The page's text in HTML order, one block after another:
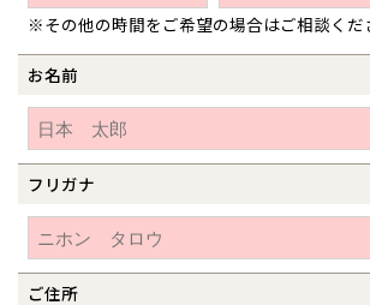
※その他の時間をご希望の場合はご相談くだ
お名前
フリガナ
ご住所
道南
道東
岩手
山形
宮城
福島
山梨
長野
富山
石川
福井
東京
神奈川
埼玉
千葉
茨城
東海
愛知
岐阜
静岡
三重
近畿
大阪
京都
兵庫
中国・四国
岡山
香川
九州
福岡
分譲マンション
道南
函館
室蘭
道東
帯広
岩手県
盛岡
宮城県
仙台
福島県
福島
会津
山梨県
甲府
長野県
松本
富山県
富山
福井県
福井
東京都
世田谷
八王子
神奈川県
湘南
埼玉県
所沢
千葉県
千葉
東海
愛知県
岐阜県
岐阜
静岡県
浜松
三重県
四日市
近畿
大阪府
京都府
兵庫県
奈良県
中国・四国
岡山県
香川県
愛媛県
九州
福岡県
福岡